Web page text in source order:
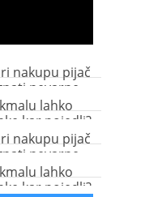
nakupu pijač
nevarne
lahko
kar pojedli?
nakupu pijač
nevarne
lahko
kar pojedli?